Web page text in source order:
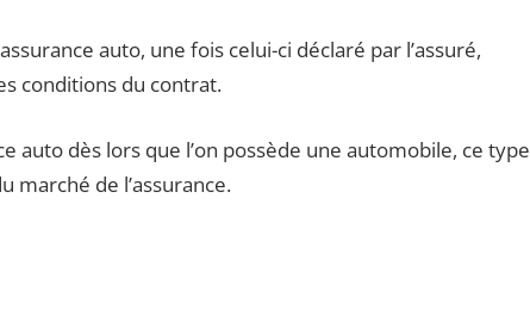
auto, une fois celui-ci déclaré par l’assuré,
conditions du contrat.
auto dès lors que l’on possède une automobile, ce type
marché de l’assurance.